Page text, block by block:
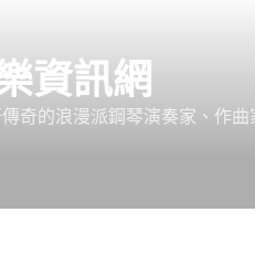
資訊網
奇的浪漫派鋼琴演奏家、作